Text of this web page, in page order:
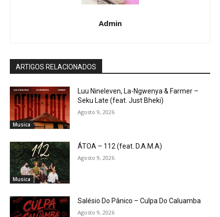
Admin
ARTIGOS RELACIONADOS
Musica
Luu Nineleven, La-Ngwenya & Farmer –
Seku Late (feat. Just Bheki)
Agosto 9, 2026
Musica
ÁTOA – 112 (feat. D.A.M.A)
Agosto 9, 2026
Salésio Do Pânico – Culpa Do Caluamba
Agosto 9, 2026